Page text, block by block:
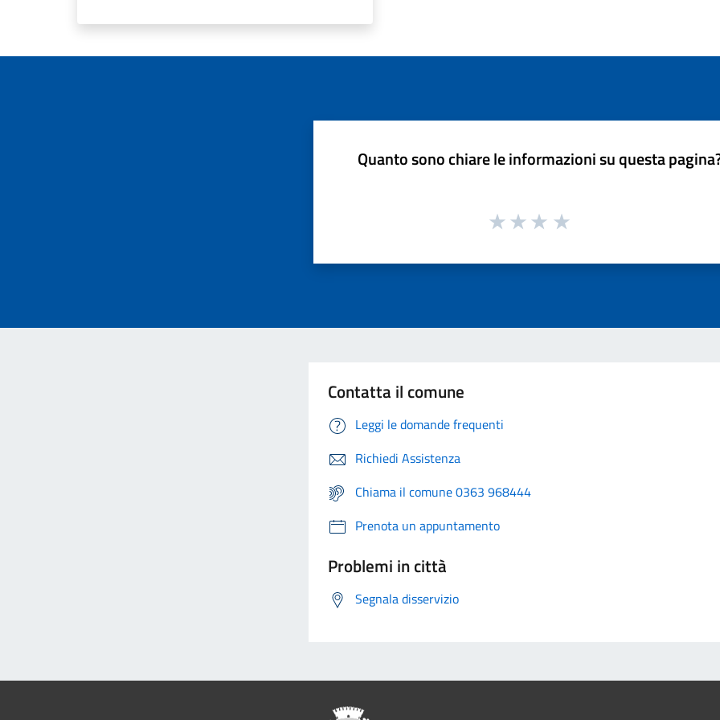
Quanto sono chiare le informazioni su questa
Contatta il comune
Leggi le domande frequenti
Richiedi Assistenza
Chiama il comune 0363 968444
Prenota un appuntamento
Problemi in città
Segnala disservizio